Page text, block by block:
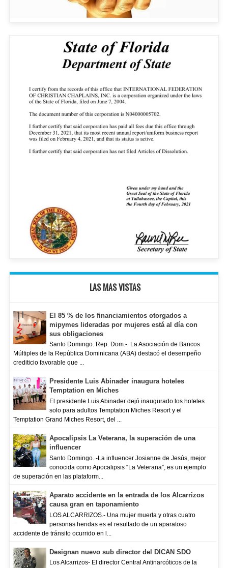
LAS MAS VISTAS
El 85 % de los financiamientos otorgados a
mipymes lideradas por mujeres está al día con
sus obligaciones
Santo Domingo. Rep. Dom.- La Asociación de Bancos
Múltiples de la República Dominicana (ABA) destacó el desempeño
crediticio favorable que ...
Presidente Luis Abinader inaugura hoteles
Temptation en Miches
El presidente Luis Abinader dejó inaugurado los hoteles
solo para adultos Temptation Miches Resort y el
Temptation Grand Miches Resort, del ...
Apocalipsis La Veterana, la superación de una
influencer
Santo Domingo. -La influencer Josianne de Jesús, mejor
conocida como Apocalipsis “La Veterana”, es un ejemplo
de superación en las plataform...
Aparato accidente en la entrada de los Alcarrizos
causa gran en taponamiento
LOS ALCARRIZOS.- Una mujer muerta y otras cuatro
personas heridas es el resultado de un aparatoso
accidente de tránsito ocurrido en l...
Designan nuevo sub director del DICAN SDO
Los Alcarrizos- El director Central Antinarcóticos de la